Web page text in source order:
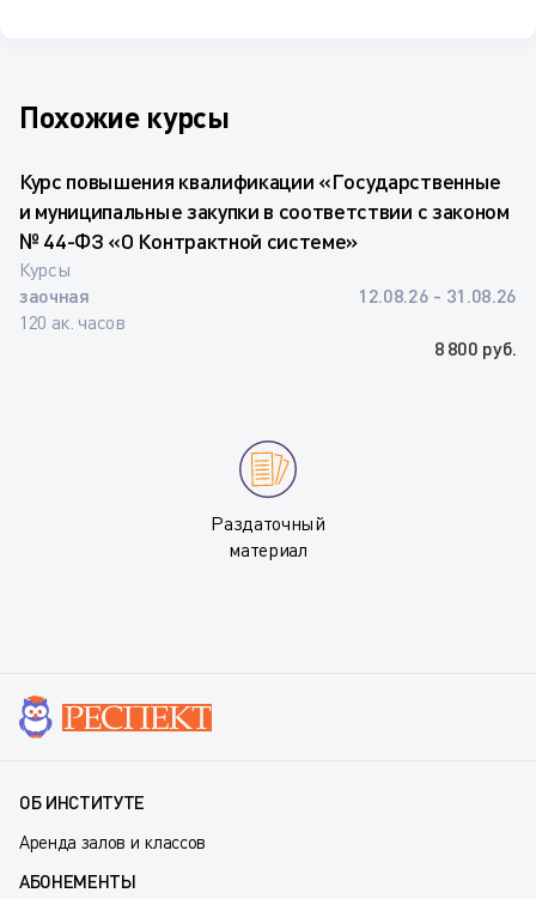
Похожие курсы
Курс повышения квалификации «Государственные
и муниципальные закупки в соответствии с законом
№ 44-ФЗ «О Контрактной системе»
Курсы
заочная
120 ак. часов
12.08.26 - 31.08.26
8 800 руб.
Раздаточный
материал
ОБ ИНСТИТУТЕ
Аренда залов и классов
АБОНЕМЕНТЫ